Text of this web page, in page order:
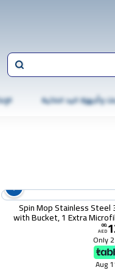
وأجهزة اليد الذكية
Spin Mop Stainless Steel
with Bucket, 1 Extra
Mop Heads,Automatic
Floor Cleaning System, Easy
Bucket
.
00
AED
Only
11